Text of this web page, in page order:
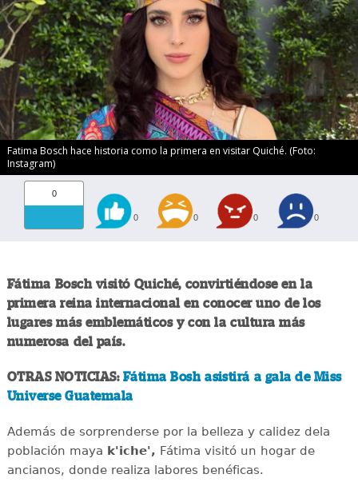
Fatima Bosch hace historia como la primera en visitar Quiché. (Foto:
Instagram)
0
0 0 0 0
Fátima Bosch visitó Quiché, convirtiéndose en la
primera reina internacional en conocer uno de los
lugares más emblemáticos y con la cultura más
numerosa del país.
OTRAS NOTICIAS: Fátima Bosh asistirá a gala de Miss
Universe Guatemala
Además de sorprenderse por la belleza y calidez dela
población maya k'iche', Fátima visitó un hogar de
ancianos, donde realiza labores benéficas.